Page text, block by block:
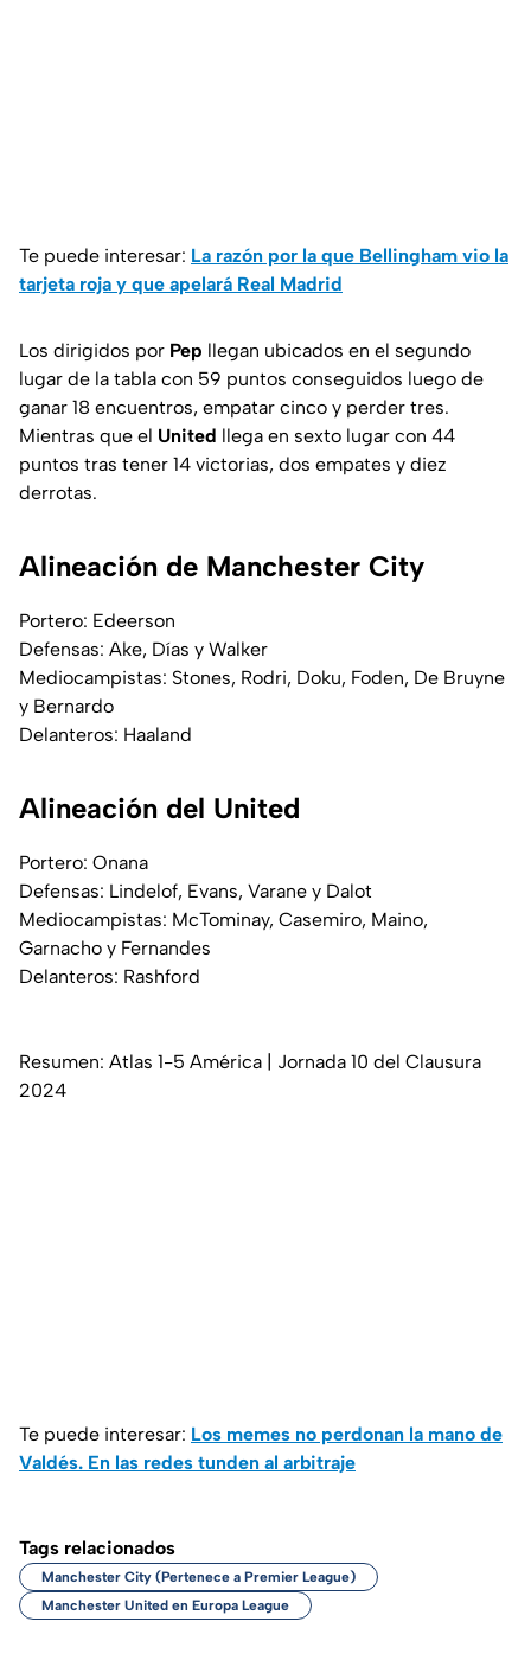
Te puede interesar: La razón por la que Bellingham vio la
tarjeta roja y que apelará Real Madrid
Los dirigidos por Pep llegan ubicados en el segundo
lugar de la tabla con 59 puntos conseguidos luego de
ganar 18 encuentros, empatar cinco y perder tres.
Mientras que el United llega en sexto lugar con 44
puntos tras tener 14 victorias, dos empates y diez
derrotas.
Alineación de Manchester City
Portero: Edeerson
Defensas: Ake, Días y Walker
Mediocampistas: Stones, Rodri, Doku, Foden, De Bruyne
y Bernardo
Delanteros: Haaland
Alineación del United
Portero: Onana
Defensas: Lindelof, Evans, Varane y Dalot
Mediocampistas: McTominay, Casemiro, Maino,
Garnacho y Fernandes
Delanteros: Rashford
Resumen: Atlas 1-5 América | Jornada 10 del Clausura
2024
Te puede interesar: Los memes no perdonan la mano de
Valdés. En las redes tunden al arbitraje
Tags relacionados
Manchester City (Pertenece a Premier League)
Manchester United en Europa League